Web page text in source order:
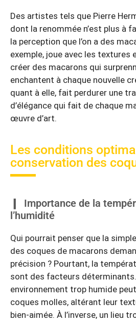
Des artistes tels que Pierre
dont la renommée n’est plus à
la perception que l’on a des
exemple, joue avec les textures
créer des macarons qui
enchantent à chaque nouvelle
quant à elle, fait perdurer une
d’élégance qui fait de chaque
œuvre d’art.
Les conditions
conservation des
Importance de la
l’humidité
Qui pourrait penser que la
des coques de macarons
précision ? Pourtant, la
sont des facteurs
environnement trop humide
coques molles, altérant leur
bien-aimée. À l’inverse, un lieu